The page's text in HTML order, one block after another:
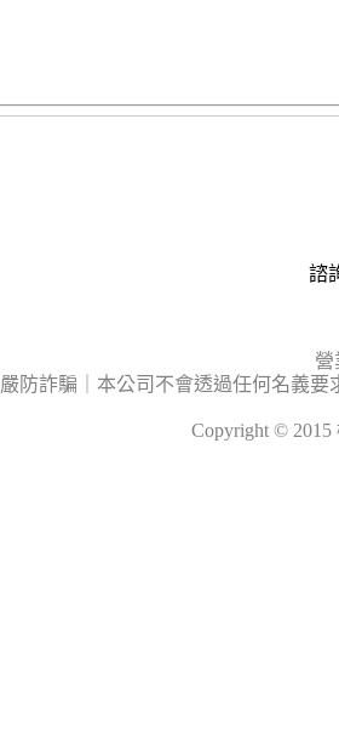
諮
營
嚴防詐騙｜本公司不會透過任何名義
Copyright ©